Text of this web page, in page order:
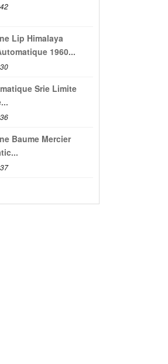
Lip Himalaya
1960...
Srie Limite
Baume Mercier